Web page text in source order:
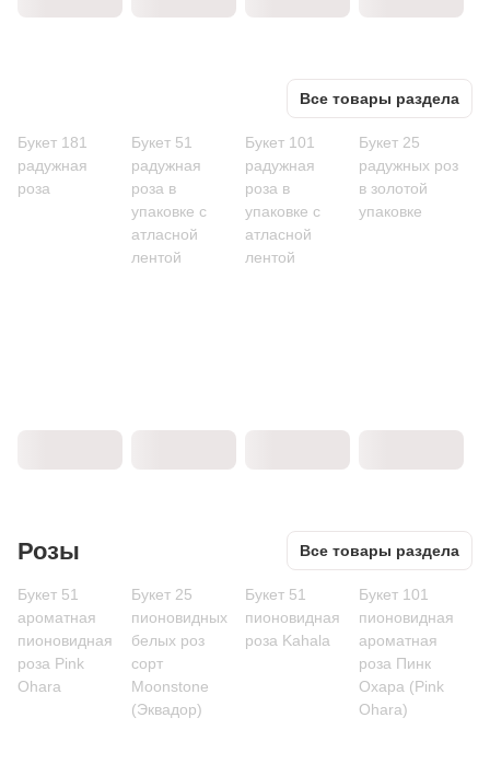
Все товары раздела
Букет 181
радужная
роза
Букет 51
радужная
роза в
упаковке с
атласной
лентой
Букет 101
радужная
роза в
упаковке с
атласной
лентой
Букет 25
радужных роз
в золотой
упаковке
Розы Все товары раздела
Букет 51
ароматная
пионовидная
роза Pink
Ohara
Букет 25
пионовидных
белых роз
сорт
Moonstone
(Эквадор)
Букет 51
пионовидная
роза Kahala
Букет 101
пионовидная
ароматная
роза Пинк
Охара (Pink
Ohara)